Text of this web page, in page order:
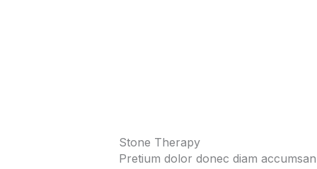
Stone Therapy
Pretium dolor donec diam